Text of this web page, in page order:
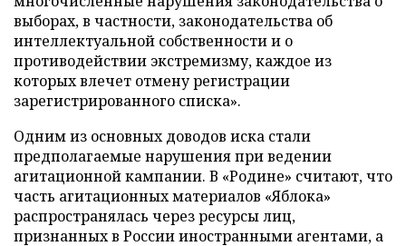
выборах, в частности, законодательства об
интеллектуальной собственности и о
противодействии экстремизму, каждое из
которых влечет отмену регистрации
зарегистрированного списка».
Одним из основных доводов иска стали
предполагаемые нарушения при ведении
агитационной кампании. В «Родине» считают, что
часть агитационных материалов «Яблока»
распространялась через ресурсы лиц,
признанных в России иностранными агентами, а